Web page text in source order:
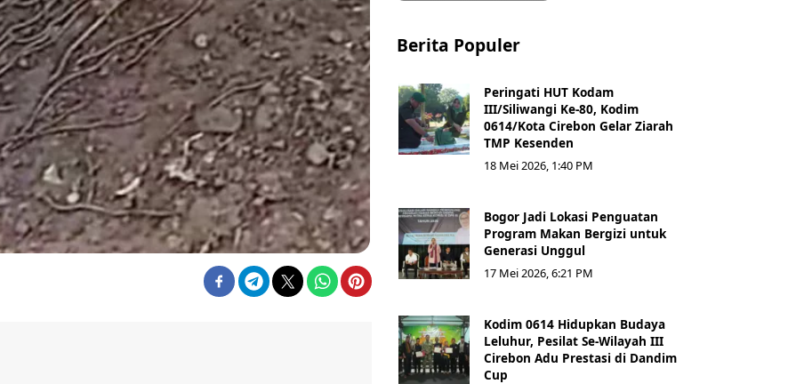
Berita Populer
Peringati HUT Kodam
III/Siliwangi Ke-80, Kodim
0614/Kota Cirebon Gelar Ziarah
TMP Kesenden
18 Mei 2026, 1:40 PM
Bogor Jadi Lokasi Penguatan
Program Makan Bergizi untuk
Generasi Unggul
17 Mei 2026, 6:21 PM
Kodim 0614 Hidupkan Budaya
Leluhur, Pesilat Se-Wilayah III
Cirebon Adu Prestasi di Dandim
Cup